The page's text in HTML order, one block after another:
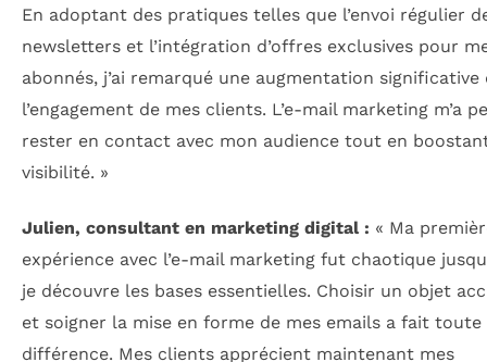
En adoptant des pratiques telles que l’envoi régulier
newsletters et l’intégration d’offres exclusives pour
abonnés, j’ai remarqué une augmentation significative
l’engagement de mes clients. L’e-mail marketing m’a
rester en contact avec mon audience tout en
visibilité. »
Julien, consultant en marketing digital : « Ma
expérience avec l’e-mail marketing fut chaotique
je découvre les bases essentielles. Choisir un objet
et soigner la mise en forme de mes emails a fait toute
différence. Mes clients apprécient maintenant mes